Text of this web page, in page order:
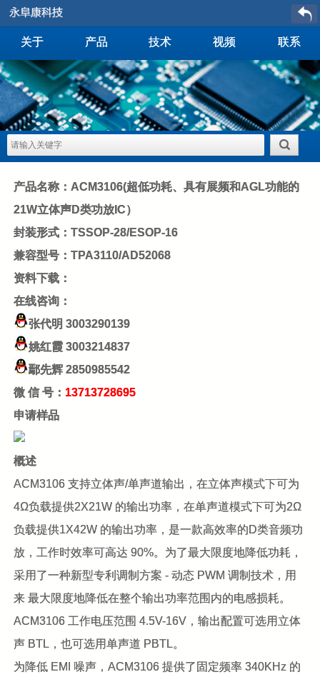
关于 产品 技术 视频 联系
产品名称：ACM3106(超低功耗、具有展频和AGL功能的
21W立体声D类功放IC）
封装形式：TSSOP-28/ESOP-16
兼容型号：TPA3110/AD52068
资料下载：
在线咨询：
张代明3003290139
姚红霞3003214837
鄢先辉2850985542
微 信 号： 13713728695
申请样品
概述
ACM3106 支持立体声/单声道输出，在立体声模式下可为
4Ω负载提供2X21W 的输出功率，在单声道模式下可为2Ω
负载提供1X42W 的输出功率，是一款高效率的D类音频功
放，工作时效率可高达 90%。为了最大限度地降低功耗，
采用了一种新型专利调制方案 - 动态 PWM 调制技术，用
来 最大限度地降低在整个输出功率范围内的电感损耗。
ACM3106 工作电压范围 4.5V-16V，输出配置可选用立体
声 BTL，也可选用单声道 PBTL。
为降低 EMI 噪声，ACM3106 提供了固定频率 340KHz 的